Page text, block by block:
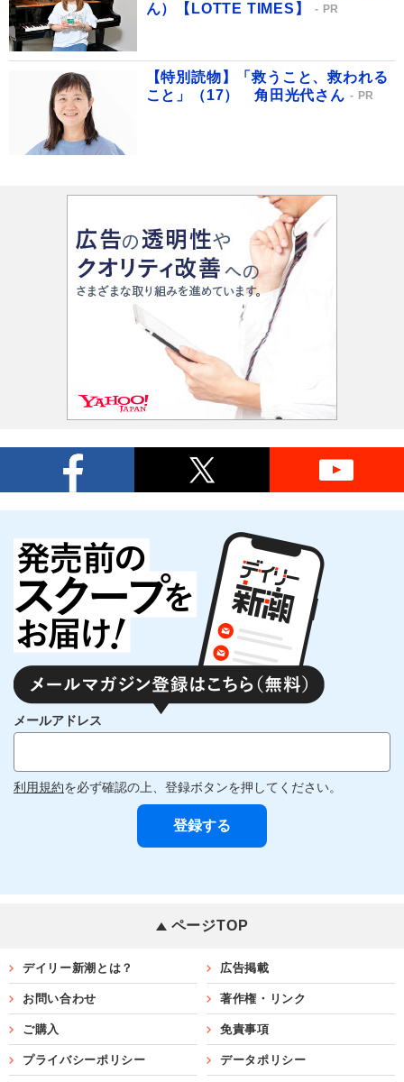
ん）【LOTTE TIMES】
PR
【特別読物】「救うこと、救われる
こと」（17） 角田光代さん
PR
メールアドレス
利用規約を必ず確認の上、登録ボタンを押してください。
ページTOP
デイリー新潮とは？ 広告掲載
お問い合わせ 著作権・リンク
ご購入 免責事項
プライバシーポリシー データポリシー